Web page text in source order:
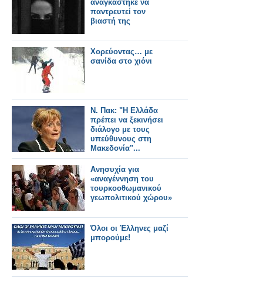
αναγκάστηκε να
παντρευτεί τον
βιαστή της
Χορεύοντας… με
σανίδα στο χιόνι
Ν. Πακ: "Η Ελλάδα
πρέπει να ξεκινήσει
διάλογο με τους
υπεύθυνους στη
Μακεδονία"...
Ανησυχία για
«αναγέννηση του
τουρκοοθωμανικού
γεωπολιτικού χώρου»
Όλοι οι Έλληνες μαζί
μπορούμε!